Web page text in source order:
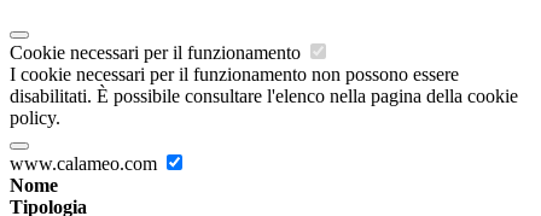
Cookie necessari per il funzionamento
I cookie necessari per il funzionamento non possono essere
disabilitati. È possibile consultare l'elenco nella pagina della cookie
policy.
www.calameo.com
Nome
Tipologia